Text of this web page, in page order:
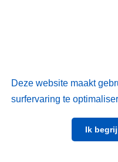
Deze website maakt
surfervaring te
Ik